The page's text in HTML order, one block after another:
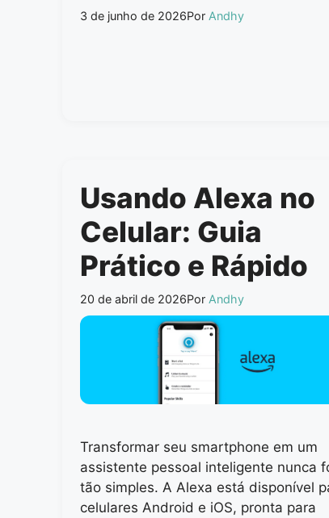
3 de junho de 2026Por Andhy
Usando Alexa no
Celular: Guia
Prático e Rápido
20 de abril de 2026Por Andhy
Transformar seu smartphone em um
assistente pessoal inteligente nunca
tão simples. A Alexa está disponível
celulares Android e iOS, pronta para